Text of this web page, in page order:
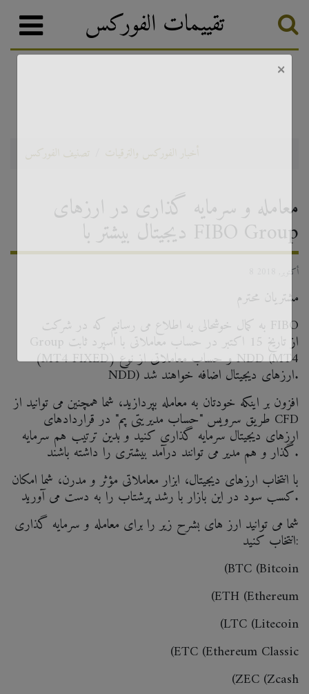
تقييمات الفوركس
تصنيف الفوركس أخبار الفوركس والترقيات
معامله و سرمایه گذاری در ارزهای
دیجیتال بیشتر با FIBO Group
8 أكتوبر, 2018
مشتریان محترم
به کمال خوشحالی به اطلاع می رسانیم که در شرکت FIBO
Group از تاریخ 15 اکتبر در حساب معاملاتی با اسپرد ثابت
(MT4 FIXED) و حساب معاملاتی از نوع NDD (MT4
NDD) ارزهای دیجیتال اضافه خواهند شد.
افزون بر اینکه خودتان به معامله بپردازید، شما همچنین می توانید از
طریق سرویس "حساب مدیریتی پم" در قراردادهای CFD
ارزهای دیجیتال سرمایه گذاری کنید و بدین ترتیب هم سرمایه
گذار و هم مدیر می توانند درآمد بیشتری را داشته باشند.
با انتخاب ارزهای دیجیتال، ابزار معاملاتی مؤثر و مدرن، شما امکان
کسب سود در این بازار با رشد پرشتاب را به دست می آورید.
شما می توانید ارز های بشرح زیر را برای معامله و سرمایه گذاری
انتخاب کنید:
(BTC (Bitcoin
(ETH (Ethereum
(LTC (Litecoin
(ETC (Ethereum Classic
(ZEC (Zcash